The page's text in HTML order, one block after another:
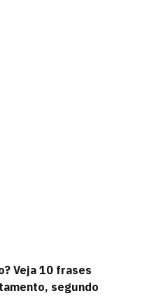
Veja 10 frases
segundo